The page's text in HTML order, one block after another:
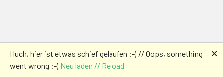
Huch, hier ist etwas schief gelaufen :-( // Oops, something
went wrong :-( Neu laden // Reload
🗙